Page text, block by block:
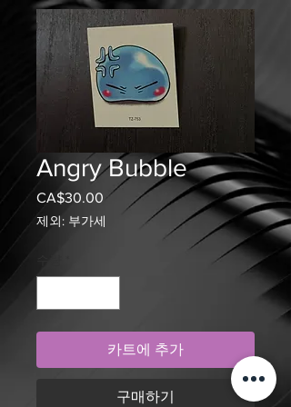
Angry Bubble
CA$30.00 가
격
제외: 부가세
카트에 추가
구매하기